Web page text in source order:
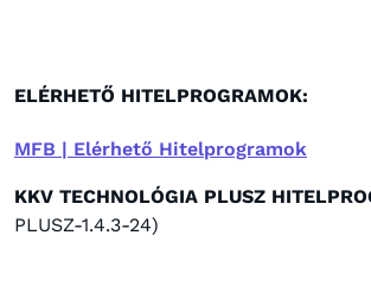
ELÉRHETŐ HITELPROGRAMOK:
MFB | Elérhető Hitelprogramok
KKV TECHNOLÓGIA PLUSZ
PLUSZ-1.4.3-24)